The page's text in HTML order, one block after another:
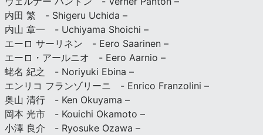
内田 繁 - Shigeru Uchida –
内山 章一 - Uchiyama Shoichi –
エーロ サーリネン - Eero Saarinen –
エーロ・アールニオ - Eero Aarnio –
蛯名 紀之 - Noriyuki Ebina –
エンリコ フランゾリーニ - Enrico Franzolini –
奥山 清行 - Ken Okuyama –
岡本 光市 - Kouichi Okamoto –
小澤 良介 - Ryosuke Ozawa –